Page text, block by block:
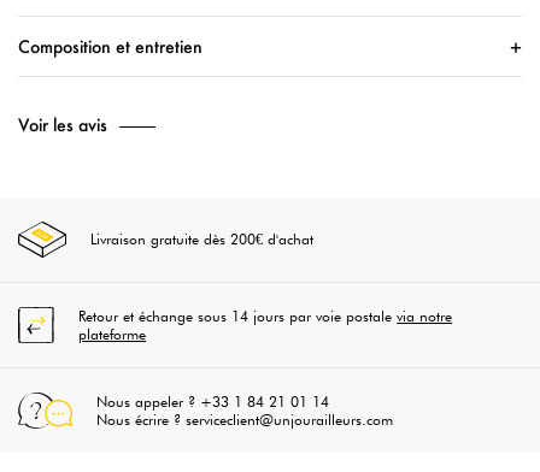
Composition et entretien
Voir les avis
Livraison gratuite dès 200€ d'achat
Retour et échange sous 14 jours par voie postalevia notre
plateforme
Nous appeler ? +33 1 84 21 01 14
Nous écrire ? serviceclient@unjourailleurs.com